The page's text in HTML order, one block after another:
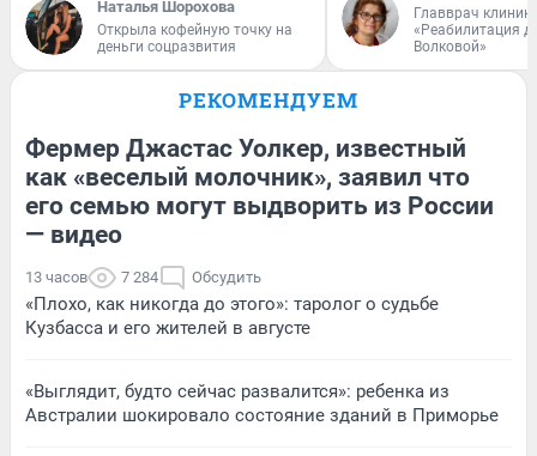
Наталья Шорохова
Открыла кофейную точку на
деньги соцразвития
Главврач
«Реабилитация
Волковой»
РЕКОМЕНДУЕМ
Фермер Джастас Уолкер, известный
как «веселый молочник», заявил что
его семью могут выдворить из России
— видео
13 часов 7 284 Обсудить
«Плохо, как никогда до этого»: таролог о судьбе
Кузбасса и его жителей в августе
«Выглядит, будто сейчас развалится»: ребенка из
Австралии шокировало состояние зданий в Приморье